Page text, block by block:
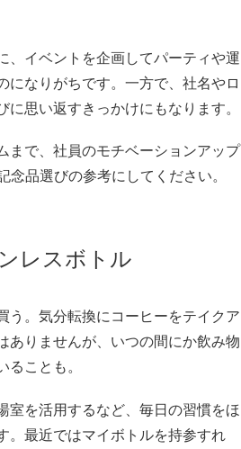
、イベントを企画してパーティや運
なりがちです。一方で、社名やロ
思い返すきっかけにもなります。
まで、社員のモチベーションアップ
品選びの参考にしてください。
レスボトル
う。気分転換にコーヒーをテイクア
ありませんが、いつの間にか飲み物
ことも。
室を活用するなど、毎日の習慣をほ
。最近ではマイボトルを持参すれ